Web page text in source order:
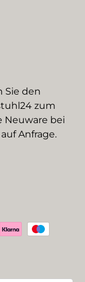
Sie den
zum
Neuware bei
Anfrage.